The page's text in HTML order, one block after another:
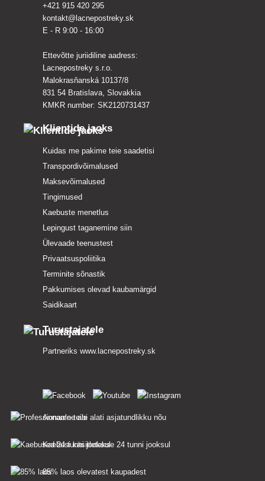
+421 915 420 295
kontakt@lacnepostreky.sk
E - R 9:00 - 16:00
Ettevõtte juriidiline aadress:
Lacnepostreky s.r.o.
Malokrasňanská 10137/8
831 54 Bratislava, Slovakkia
KMKR number: SK2120731437
Klientide jaoks
Kuidas me pakime teie saadetisi
Transpordivõimalused
Maksevõimalused
Tingimused
Kaebuste menetlus
Lepingust taganemine siin
Ülevaade teenustest
Privaatsuspoliitika
Terminite sõnastik
Pakkumises olevad kaubamärgid
Saidikaart
Turustajatele
Partneriks www.lacnepostreky.sk
Anname teile alati asjatundlikku nõu
Kaebusi käsitletakse 24 tunni jooksul
85% laos olevatest kaupadest